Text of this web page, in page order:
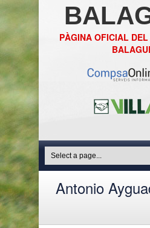
PÀGINA OFICIAL
Antonio